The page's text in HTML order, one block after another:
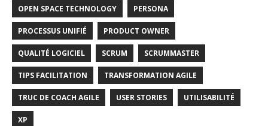
OPEN SPACE TECHNOLOGY PERSONA
PROCESSUS UNIFIÉ PRODUCT OWNER
QUALITÉ LOGICIEL SCRUM SCRUMMASTER
TIPS FACILITATION TRANSFORMATION AGILE
TRUC DE COACH AGILE USER STORIES UTILISABILITÉ
XP